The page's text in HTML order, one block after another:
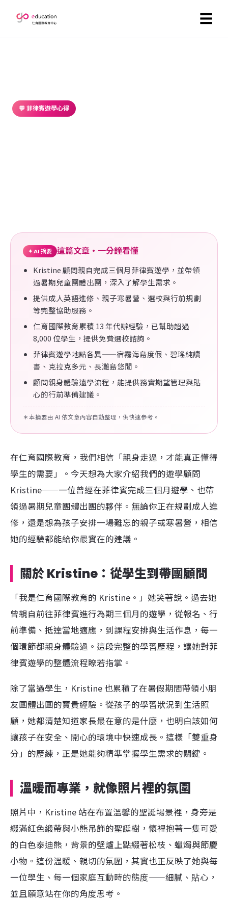
☰
💬 菲律賓遊學心得
✦ AI 摘要 這篇文章・一分鐘看懂
Kristine 顧問親自完成三個月菲律賓遊學，並帶領
過暑期兒童團體出團，深入了解學生需求。
提供成人英語進修、親子寒暑營、選校與行前規劃
等完整協助服務。
仁育國際教育累積 13 年代辦經驗，已幫助超過
8,000 位學生，提供免費選校諮詢。
菲律賓遊學地點各異——宿霧海島度假、碧瑤純讀
書、克拉克多元、長灘島悠閒。
顧問親身體驗遠學流程，能提供務實期望管理與貼
心的行前準備建議。
＊本摘要由 AI 依文章內容自動整理，供快速參考。
在仁育國際教育，我們相信「親身走過，才能真正懂得
學生的需要」。今天想為大家介紹我們的遊學顧問
Kristine——一位曾經在菲律賓完成三個月遊學、也帶
領過暑期兒童團體出團的夥伴。無論你正在規劃成人進
修，還是想為孩子安排一場難忘的親子或寒暑營，相信
她的經驗都能給你最實在的建議。
關於 Kristine：從學生到帶團顧問
「我是仁育國際教育的 Kristine。」她笑著說。過去她
曾親自前往菲律賓進行為期三個月的遊學，從報名、行
前準備、抵達當地適應，到課程安排與生活作息，每一
個環節都親身體驗過。這段完整的學習歷程，讓她對菲
律賓遊學的整體流程瞭若指掌。
除了當過學生，Kristine 也累積了在暑假期間帶領小朋
友團體出團的寶貴經驗。從孩子的學習狀況到生活照
顧，她都清楚知道家長最在意的是什麼，也明白該如何
讓孩子在安全、開心的環境中快速成長。這樣「雙重身
分」的歷練，正是她能夠精準掌握學生需求的關鍵。
溫暖而專業，就像照片裡的氛圍
照片中，Kristine 站在布置溫馨的聖誕場景裡，身旁是
綴滿紅色緞帶與小熊吊飾的聖誕樹，懷裡抱著一隻可愛
的白色泰迪熊，背景的壁爐上點綴著松枝、蠟燭與節慶
小物。這份溫暖、親切的氛圍，其實也正反映了她與每
一位學生、每一個家庭互動時的態度——細膩、貼心，
並且願意站在你的角度思考。